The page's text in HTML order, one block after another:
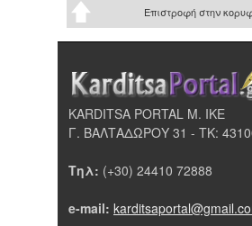
Επιστροφή στην
KARDITSA PORTAL Μ. ΙΚΕ
Γ. ΒΑΛΤΑΔΩΡΟΥ 31 - ΤΚ:
Τηλ: (+30) 24410 72888
e-mail: